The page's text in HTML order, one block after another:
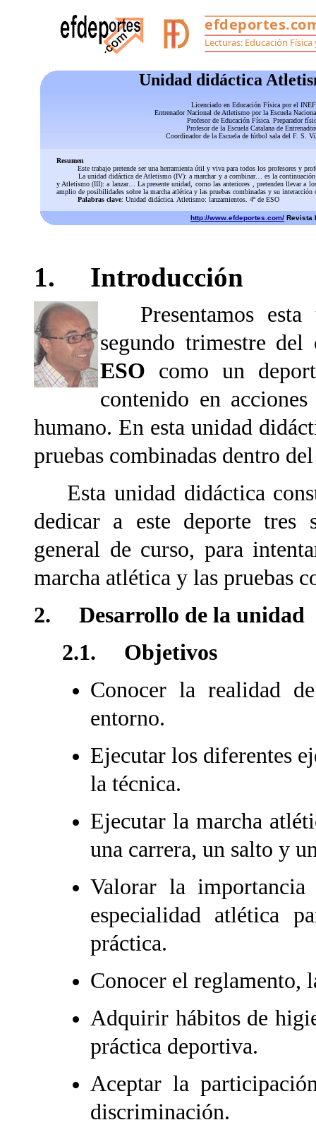
Unidad didáctica
Licenciado en Educación Física por el
Entrenador Nacional de Atletismo por la Escuela
Profesor de Educación Física. Preparador
Profesor de la Escuela Catalana de
Coordinador de la Escuela de fútbol sala del F. S.
Resumen
Este trabajo pretende ser una herramienta útil y viva para todos los profesores y
La unidad didáctica de Atletismo (IV): a marchar y a combinar… es la continuación
y Atletismo (III): a lanzar… La presente unidad, como las anteriores , pretenden llevar a
amplio de posibilidades sobre la marcha atlética y las pruebas combinadas y su
Palabras clave: Unidad didáctica. Atletismo: lanzamientos. 4º de ESO
http://www.efdeportes.com/ Revista
1. Introducción
Presentamos
segundo trimestre
ESO como un
contenido en
humano. En esta unidad
pruebas combinadas dentro
Esta unidad didáctica
dedicar a este deporte tres
general de curso, para
marcha atlética y las pruebas
2. Desarrollo de la unidad
2.1. Objetivos
Conocer la realidad
entorno.
Ejecutar los diferentes
la técnica.
Ejecutar la marcha
una carrera, un salto y
Valorar la
especialidad atlética
práctica.
Conocer el reglamento,
Adquirir hábitos de
práctica deportiva.
Aceptar la
discriminación.